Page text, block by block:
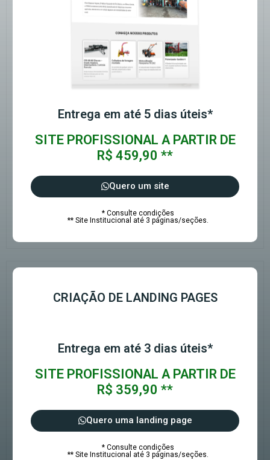
Entrega em até 5 dias úteis*
SITE PROFISSIONAL A PARTIR DE
R$ 459,90 **
Quero um site
* Consulte condições
** Site Institucional até 3 páginas/seções.
CRIAÇÃO DE LANDING PAGES
Entrega em até 3 dias úteis*
SITE PROFISSIONAL A PARTIR DE
R$ 359,90 **
Quero uma landing page
* Consulte condições
** Site Institucional até 3 páginas/seções.